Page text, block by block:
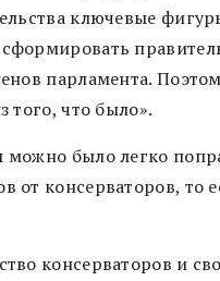
ключевые
парламента.
того, что было».
можно было легко
от консерваторов, то
консерваторов и